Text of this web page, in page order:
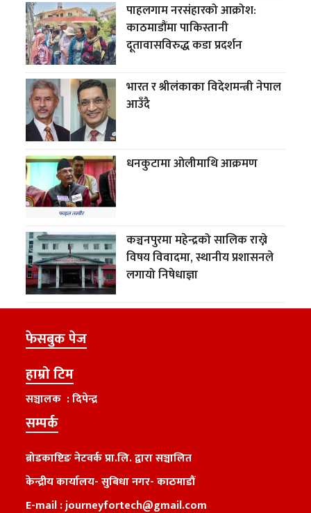
पाहलगाम नरसंहारको आक्रोश:
काठमाडौंमा पाकिस्तानी
दूतावासविरुद्ध कडा प्रदर्शन
भारत र श्रीलंकाका विदेशमन्त्री नेपाल
आउँदै
धनकुटामा ओलीमाथि आक्रमण
कञ्चनपुरमा महेन्द्रको सालिक राख्ने
विषय विवादमा, स्थानीय प्रशासनले
लगायो निषेधाज्ञा
फेसबुक पेज
हाम्रो टिम
सञ्चालक : दिपेन्द्र
सम्पर्क
ब्रोडकाष्टिङ नेटवर्क प्रा.लि. द्वारा सञ्चालित
केन्द्रीय कार्यालय-सुबिधा नगर- काठमाडौं
E-mail :journeyfortech@gmail.com